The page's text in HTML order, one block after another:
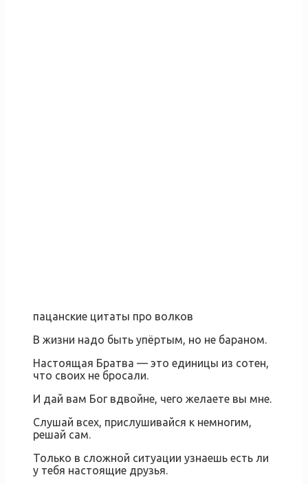
пацанские цитаты про волков
В жизни надо быть упёртым, но не бараном.
Настоящая Братва — это единицы из сотен,
что своих не бросали.
И дай вам Бог вдвойне, чего желаете вы мне.
Слушай всех, прислушивайся к немногим,
решай сам.
Только в сложной ситуации узнаешь есть ли
у тебя настоящие друзья.